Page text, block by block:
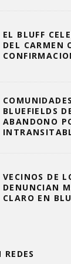
EL BLUFF
DEL CARMEN
BLUEFIELDS
ABANDONO
VECINOS DE
DENUNCIAN
CLARO EN
REDES